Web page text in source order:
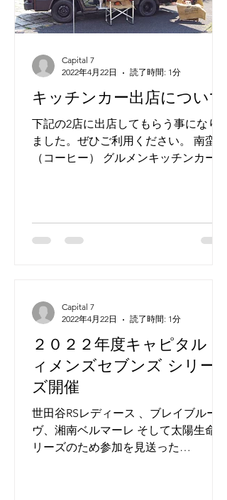
キッチンカー出店について
下記の2店に出店してもらう事になり
ました。ぜひご利用ください。 南蛮屋
（コーヒー） グルメンキッチンカー
Capital 7
2022年4月22日
読了時間: 1分
２０２２年度キャピタル ウ
ィメンズセブンズ シリー
ズ開催
世田谷RSレディース 、ブレイブルー
ヴ、湘南ベルマーレ そして太陽生命シ
リーズのため参加を見送った
Capital 7
2022年4月22日
読了時間: 1分